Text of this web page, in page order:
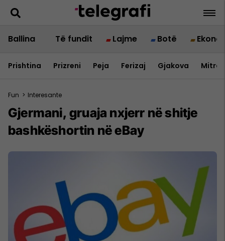
Ballina Të fundit Lajme Botë
Prishtina Prizreni Peja Ferizaj Gjakova
Fun > Interesante
Gjermani, gruaja nxjerr në shitje
bashkëshortin në eBay